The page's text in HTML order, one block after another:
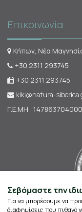
Επικοινωνία
Κήπων, Νέα
+30 2311 293745
+30 2311 293745
kiki@natura-
Γ.Ε.ΜΗ : 147863704000
Σεβόμαστε την
Για να μπορέσουμε να
διαφημίσεις που πιθανό